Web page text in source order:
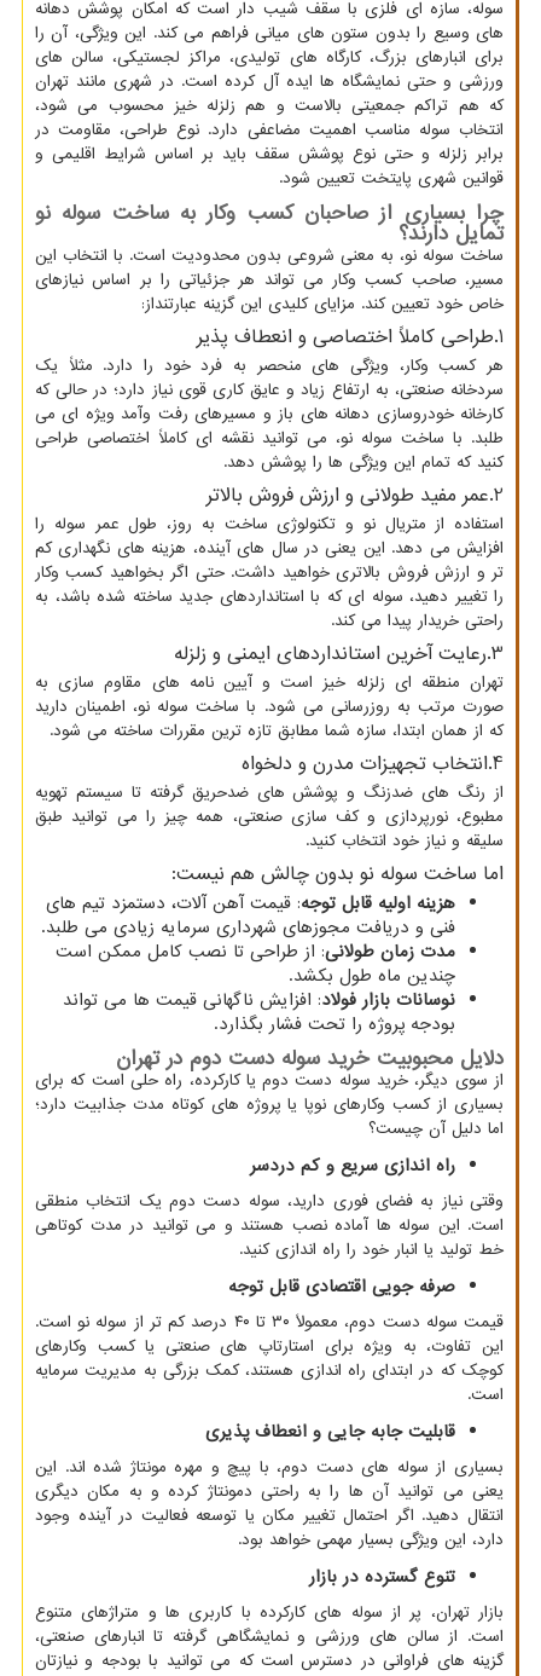
سوله، سازه ای فلزی با سقف شیب دار است که امکان پوشش دهانه
های وسیع را بدون ستون های میانی فراهم می کند. این ویژگی، آن را
برای انبارهای بزرگ، کارگاه های تولیدی، مراکز لجستیکی، سالن های
ورزشی و حتی نمایشگاه ها ایده آل کرده است. در شهری مانند تهران
که هم تراکم جمعیتی بالاست و هم زلزله خیز محسوب می شود،
انتخاب سوله مناسب اهمیت مضاعفی دارد. نوع طراحی، مقاومت در
برابر زلزله و حتی نوع پوشش سقف باید بر اساس شرایط اقلیمی و
قوانین شهری پایتخت تعیین شود.
چرا بسیاری از صاحبان کسب وکار به ساخت سوله نو
تمایل دارند؟
ساخت سوله نو، به معنی شروعی بدون محدودیت است. با انتخاب این
مسیر، صاحب کسب وکار می تواند هر جزئیاتی را بر اساس نیازهای
خاص خود تعیین کند. مزایای کلیدی این گزینه عبارتنداز:
1.طراحی کاملاً اختصاصی و انعطاف پذیر
هر کسب وکار، ویژگی های منحصر به فرد خود را دارد. مثلاً یک
سردخانه صنعتی، به ارتفاع زیاد و عایق کاری قوی نیاز دارد؛ در حالی که
کارخانه خودروسازی دهانه های باز و مسیرهای رفت وآمد ویژه ای می
طلبد. با ساخت سوله نو، می توانید نقشه ای کاملاً اختصاصی طراحی
کنید که تمام این ویژگی ها را پوشش دهد.
2.عمر مفید طولانی و ارزش فروش بالاتر
استفاده از متریال نو و تکنولوژی ساخت به روز، طول عمر سوله را
افزایش می دهد. این یعنی در سال های آینده، هزینه های نگهداری کم
تر و ارزش فروش بالاتری خواهید داشت. حتی اگر بخواهید کسب وکار
را تغییر دهید، سوله ای که با استانداردهای جدید ساخته شده باشد، به
راحتی خریدار پیدا می کند.
3.رعایت آخرین استانداردهای ایمنی و زلزله
تهران منطقه ای زلزله خیز است و آیین نامه های مقاوم سازی به
صورت مرتب به روزرسانی می شود. با ساخت سوله نو، اطمینان دارید
که از همان ابتدا، سازه شما مطابق تازه ترین مقررات ساخته می شود.
4.انتخاب تجهیزات مدرن و دلخواه
از رنگ های ضدزنگ و پوشش های ضدحریق گرفته تا سیستم تهویه
مطبوع، نورپردازی و کف سازی صنعتی، همه چیز را می توانید طبق
سلیقه و نیاز خود انتخاب کنید.
اما ساخت سوله نو بدون چالش هم نیست:
هزینه اولیه قابل توجه: قیمت آهن آلات، دستمزد تیم های
فنی و دریافت مجوزهای شهرداری سرمایه زیادی می طلبد.
مدت زمان طولانی: از طراحی تا نصب کامل ممکن است
چندین ماه طول بکشد.
نوسانات بازار فولاد: افزایش ناگهانی قیمت ها می تواند
بودجه پروژه را تحت فشار بگذارد.
دلایل محبوبیت خرید سوله دست دوم در تهران
از سوی دیگر، خرید سوله دست دوم یا کارکرده، راه حلی است که برای
بسیاری از کسب وکارهای نوپا یا پروژه های کوتاه مدت جذابیت دارد؛
اما دلیل آن چیست؟
راه اندازی سریع و کم دردسر
وقتی نیاز به فضای فوری دارید، سوله دست دوم یک انتخاب منطقی
است. این سوله ها آماده نصب هستند و می توانید در مدت کوتاهی
خط تولید یا انبار خود را راه اندازی کنید.
صرفه جویی اقتصادی قابل توجه
قیمت سوله دست دوم، معمولاً ۳۰ تا ۴۰ درصد کم تر از سوله نو است.
این تفاوت، به ویژه برای استارتاپ های صنعتی یا کسب وکارهای
کوچک که در ابتدای راه اندازی هستند، کمک بزرگی به مدیریت سرمایه
است.
قابلیت جابه جایی و انعطاف پذیری
بسیاری از سوله های دست دوم، با پیچ و مهره مونتاژ شده اند. این
یعنی می توانید آن ها را به راحتی دمونتاژ کرده و به مکان دیگری
انتقال دهید. اگر احتمال تغییر مکان یا توسعه فعالیت در آینده وجود
دارد، این ویژگی بسیار مهمی خواهد بود.
تنوع گسترده در بازار
بازار تهران، پر از سوله های کارکرده با کاربری ها و متراژهای متنوع
است. از سالن های ورزشی و نمایشگاهی گرفته تا انبارهای صنعتی،
گزینه های فراوانی در دسترس است که می توانید با بودجه و نیازتان